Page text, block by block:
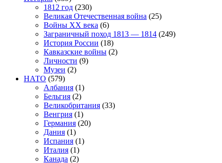
1812 год (230)
Великая Отечественная война (25)
Войны XX века (6)
Заграничный поход 1813 — 1814 (249)
История России (18)
Кавказские войны (2)
Личности (9)
Музеи (2)
НАТО (579)
Албания (1)
Бельгия (2)
Великобритания (33)
Венгрия (1)
Германия (20)
Дания (1)
Испания (1)
Италия (1)
Канада (2)